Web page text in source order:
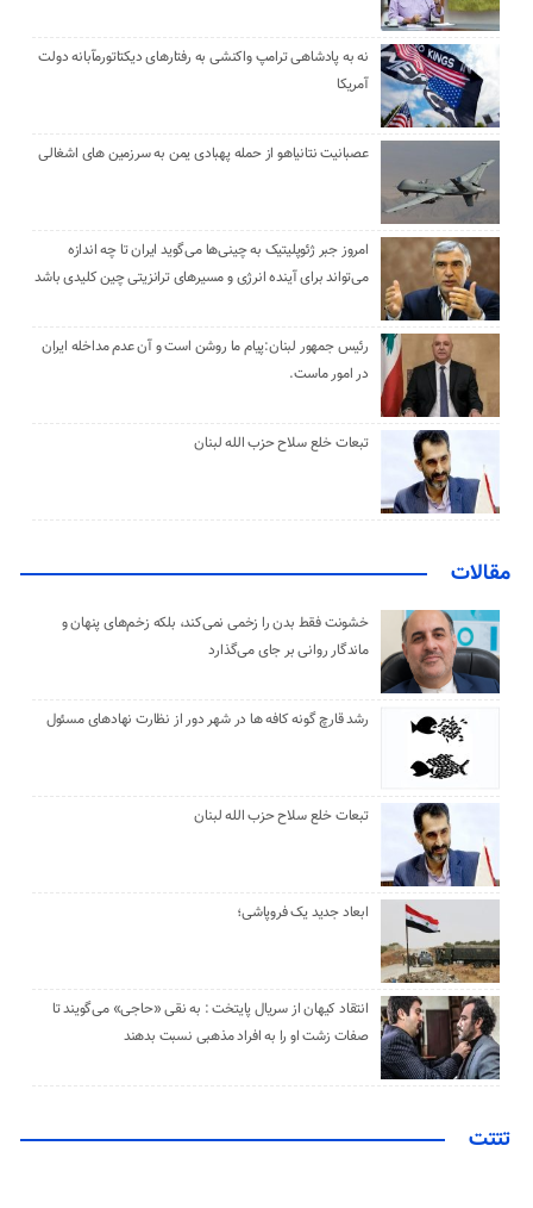
نه به پادشاهی ترامپ واکنشی به رفتارهای دیکتاتورمآبانه دولت
آمریکا
عصبانیت نتانیاهو از حمله پهبادی یمن به سرزمین های اشغالی
امروز جبر ژئوپلیتیک به چینی‌ها می‌گوید ایران تا چه اندازه
می‌تواند برای آینده انرژی و مسیرهای ترانزیتی چین کلیدی باشد
رئیس جمهور لبنان:پیام ما روشن است و آن عدم مداخله ایران
در امور ماست.
تبعات خلع سلاح حزب الله لبنان
مقالات
خشونت فقط بدن را زخمی نمی‌کند، بلکه زخم‌های پنهان و
ماندگار روانی بر جای می‌گذارد
رشد قارچ گونه کافه ها در شهر دور از نظارت نهادهای مسئول
تبعات خلع سلاح حزب الله لبنان
ابعاد جدید یک فروپاشی؛
انتقاد کیهان از سریال پایتخت : به نقی «حاجی» می‌گویند تا
صفات زشت او را به افراد مذهبی نسبت بدهند
تتتت